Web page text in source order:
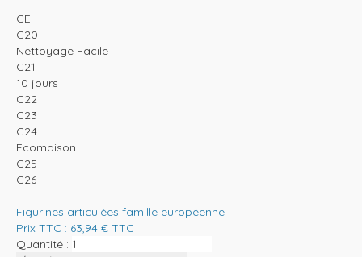
CE
C20
Nettoyage Facile
C21
10 jours
C22
C23
C24
Ecomaison
C25
C26
Figurines articulées famille européenne
Prix TTC : 63,94 € TTC
Quantité :